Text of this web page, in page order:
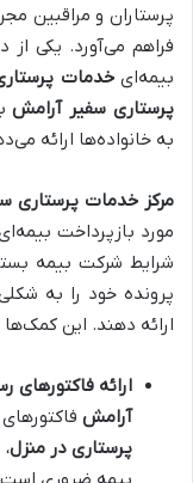
پرستاران و مراقبین
فراهم می‌آورد. یکی
بیمه‌ایخدمات
پرستاری سفیر آرامش
به خانواده‌ها ارائه
مرکز خدمات پرستاری
مورد بازپرداخت
شرایط شرکت بیمه
پرونده خود را به
ارائه دهند. این
ارائه فاکتورهای
آرامش
پرستاری در منزل